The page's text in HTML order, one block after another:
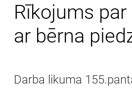
Rīkojums
ar bērna
Darba likuma